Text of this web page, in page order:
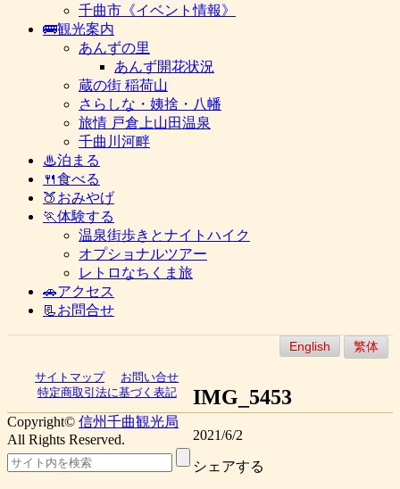
千曲市《イベント情報》
🚌観光案内
あんずの里
あんず開花状況
蔵の街 稲荷山
さらしな・姨捨・八幡
旅情 戸倉上山田温泉
千曲川河畔
♨泊まる
🍴食べる
🍑おみやげ
🏃体験する
温泉街歩きとナイトハイク
オプショナルツアー
レトロなちくま旅
🚗アクセス
📃お問合せ
English 繁体
IMG_5453
2021/6/2
シェアする
サイトマップ
お問い合せ
特定商取引法に基づく表記
Copyright© 信州千曲観光局
All Rights Reserved.